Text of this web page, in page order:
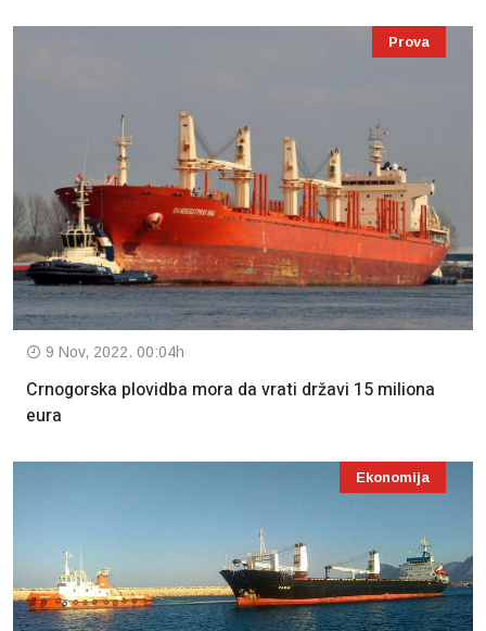
Prova
9 Nov, 2022. 00:04h
Crnogorska plovidba mora da vrati državi 15 miliona
eura
Ekonomija